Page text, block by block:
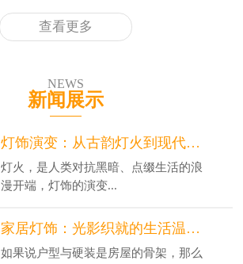
查看更多
NEWS
新闻展示
灯饰演变：从古韵灯火到现代光影美学
灯火，是人类对抗黑暗、点缀生活的浪
漫开端，灯饰的演变...
家居灯饰：光影织就的生活温柔诗意
如果说户型与硬装是房屋的骨架，那么